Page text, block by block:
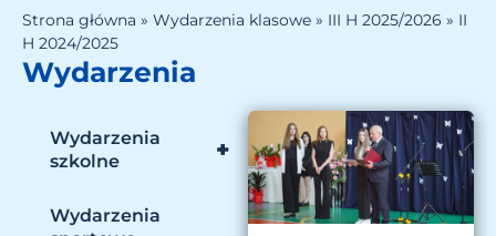
Strona główna » Wydarzenia klasowe » III H 2025/2026 » II
H 2024/2025
Wydarzenia
+
Wydarzenia
szkolne
Wydarzenia